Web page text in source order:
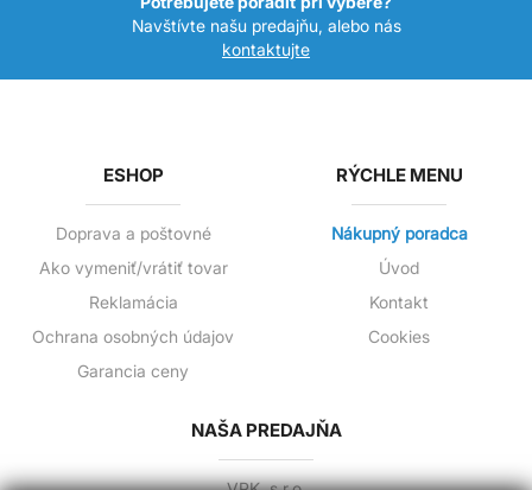
Navštívte našu predajňu, alebo nás
kontaktujte
ESHOP
Doprava a poštovné
Ako vymeniť/vrátiť tovar
Reklamácia
Ochrana osobných údajov
Garancia ceny
RÝCHLE MENU
Nákupný poradca
Úvod
Kontakt
Cookies
NAŠA PREDAJŇA